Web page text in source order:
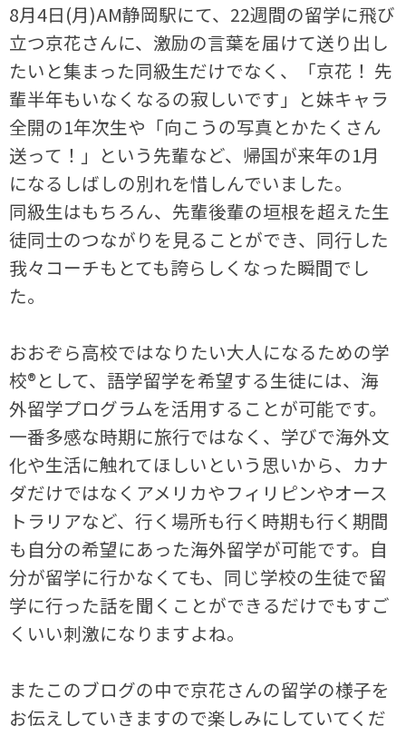
8月4日(月)AM静岡駅にて、22週間の留学に飛び
立つ京花さんに、激励の言葉を届けて送り出し
たいと集まった同級生だけでなく、「京花！ 先
輩半年もいなくなるの寂しいです」と妹キャラ
全開の1年次生や「向こうの写真とかたくさん
送って！」という先輩など、帰国が来年の1月
になるしばしの別れを惜しんでいました。
同級生はもちろん、先輩後輩の垣根を超えた生
徒同士のつながりを見ることができ、同行した
我々コーチもとても誇らしくなった瞬間でし
た。
おおぞら高校ではなりたい大人になるための学
校®として、語学留学を希望する生徒には、海
外留学プログラムを活用することが可能です。
一番多感な時期に旅行ではなく、学びで海外文
化や生活に触れてほしいという思いから、カナ
ダだけではなくアメリカやフィリピンやオース
トラリアなど、行く場所も行く時期も行く期間
も自分の希望にあった海外留学が可能です。自
分が留学に行かなくても、同じ学校の生徒で留
学に行った話を聞くことができるだけでもすご
くいい刺激になりますよね。
またこのブログの中で京花さんの留学の様子を
お伝えしていきますので楽しみにしていてくだ